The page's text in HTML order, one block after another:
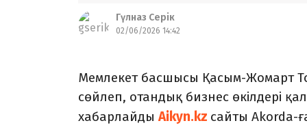
Гүлназ Серік
02/06/2026 14:42
Мемлекет басшысы Қасым-Жомарт
сөйлеп, отандық бизнес өкілдері
хабарлайдыAikyn.kz сайты Akorda-